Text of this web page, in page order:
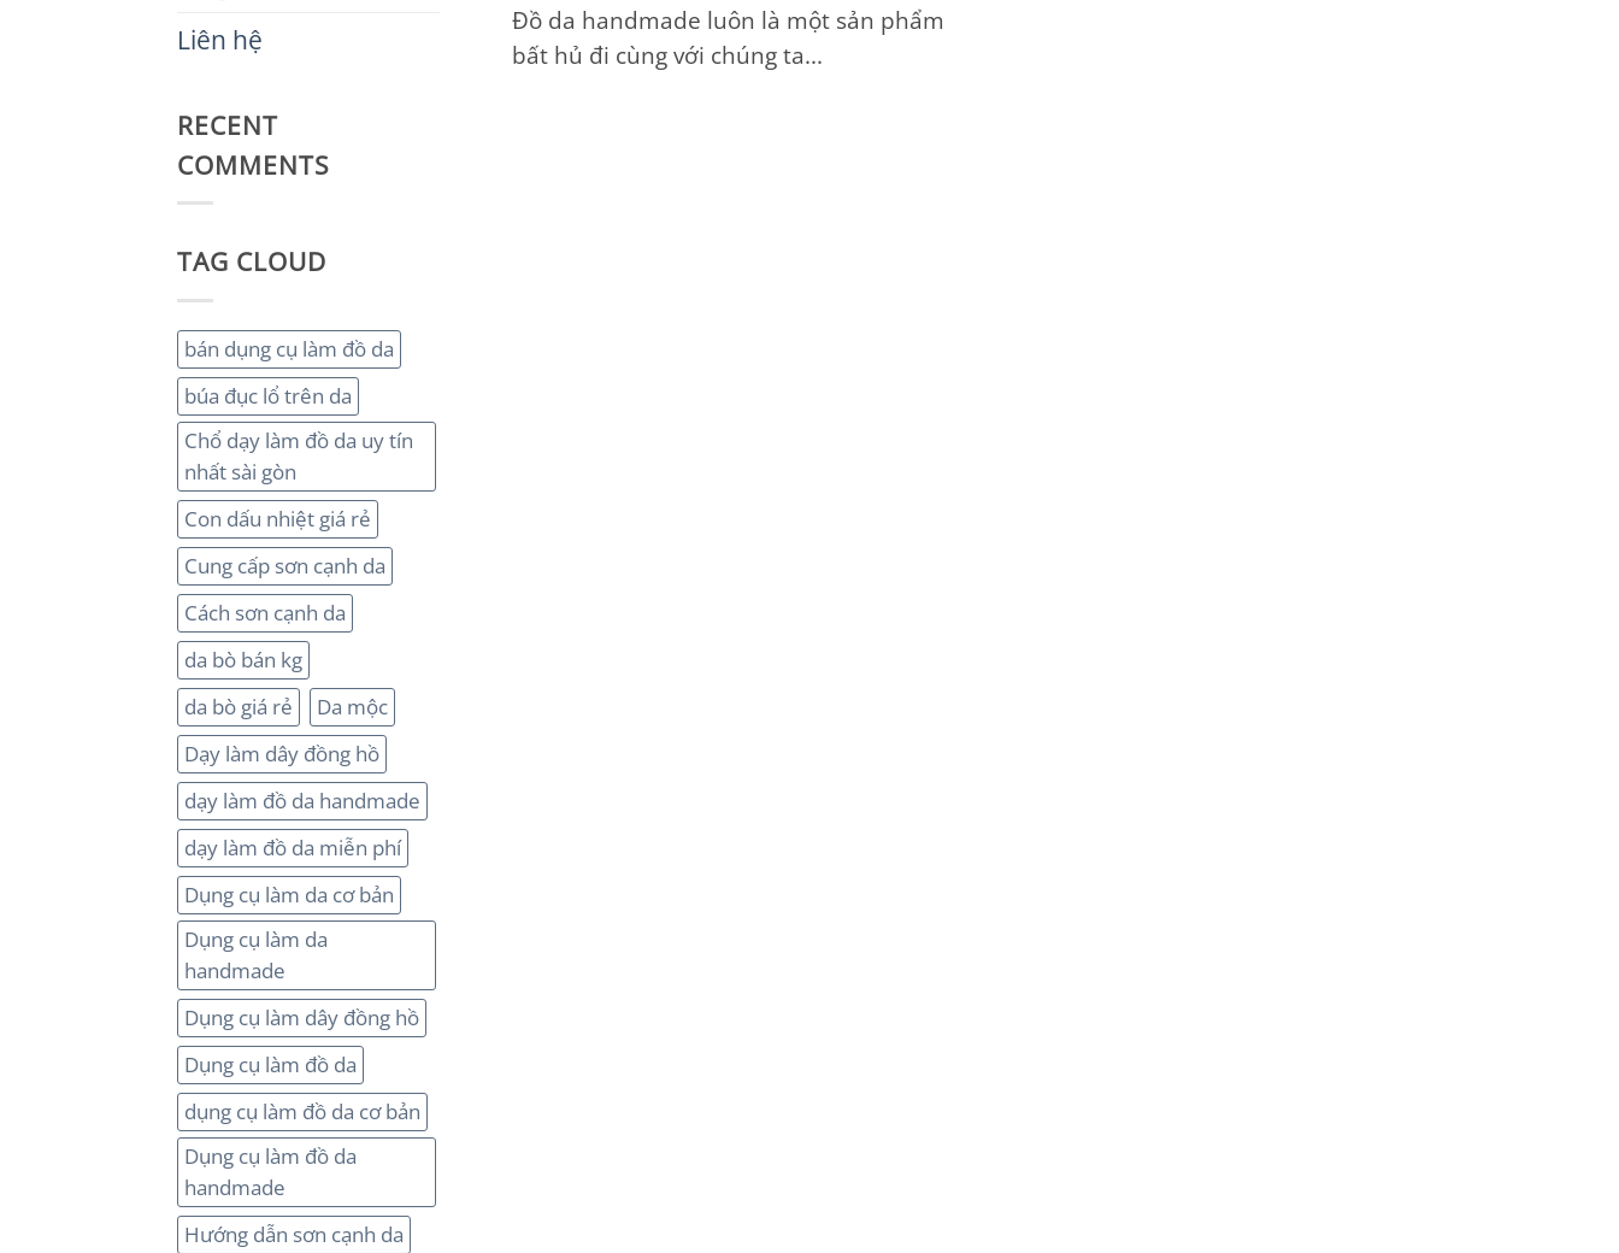
Liên hệ
RECENT
COMMENTS
TAG CLOUD
bán dụng cụ làm đồ da
búa đục lổ trên da
Chổ dạy làm đồ da uy tín
nhất sài gòn
Con dấu nhiệt giá rẻ
Cung cấp sơn cạnh da
Cách sơn cạnh da
da bò bán kg
da bò giá rẻ
Da mộc
Dạy làm dây đồng hồ
dạy làm đồ da handmade
dạy làm đồ da miễn phí
Dụng cụ làm da cơ bản
Dụng cụ làm da
handmade
Dụng cụ làm dây đồng hồ
Dụng cụ làm đồ da
dụng cụ làm đồ da cơ bản
Dụng cụ làm đồ da
handmade
Hướng dẫn sơn cạnh da
Đồ da handmade luôn là một sản phẩm
bất hủ đi cùng với chúng ta...